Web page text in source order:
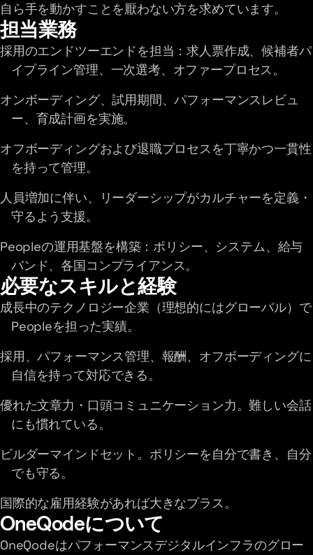
自ら手を動かすことを厭わない方を求めています。
担当業務
採用のエンドツーエンドを担当：求人票作成、候補者パ
イプライン管理、一次選考、オファープロセス。
オンボーディング、試用期間、パフォーマンスレビュ
ー、育成計画を実施。
オフボーディングおよび退職プロセスを丁寧かつ一貫性
を持って管理。
人員増加に伴い、リーダーシップがカルチャーを定義・
守るよう支援。
Peopleの運用基盤を構築：ポリシー、システム、給与
バンド、各国コンプライアンス。
必要なスキルと経験
成長中のテクノロジー企業（理想的にはグローバル）で
Peopleを担った実績。
採用、パフォーマンス管理、報酬、オフボーディングに
自信を持って対応できる。
優れた文章力・口頭コミュニケーション力。難しい会話
にも慣れている。
ビルダーマインドセット。ポリシーを自分で書き、自分
でも守る。
国際的な雇用経験があれば大きなプラス。
OneQodeについて
OneQodeはパフォーマンスデジタルインフラのグロー